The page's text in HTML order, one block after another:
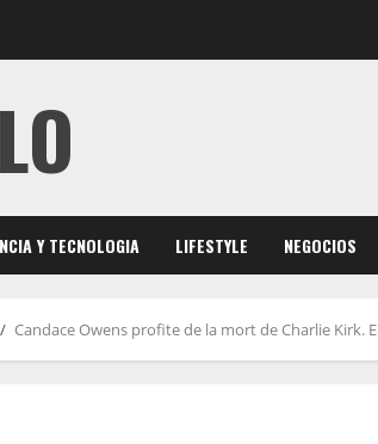
Y TECNOLOGIA LIFESTYLE NEGOCIOS
Candace Owens profite de la mort de Charlie Kirk.